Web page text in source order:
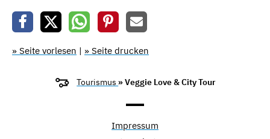
» Seite vorlesen | » Seite drucken
Tourismus » Veggie Love & City Tour
Impressum